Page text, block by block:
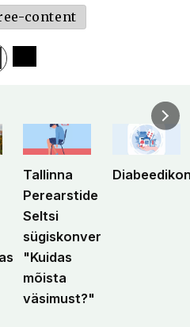
content
Tallinna
Perearstide
Seltsi
sügiskonverents
"Kuidas
mõista
väsimust?"